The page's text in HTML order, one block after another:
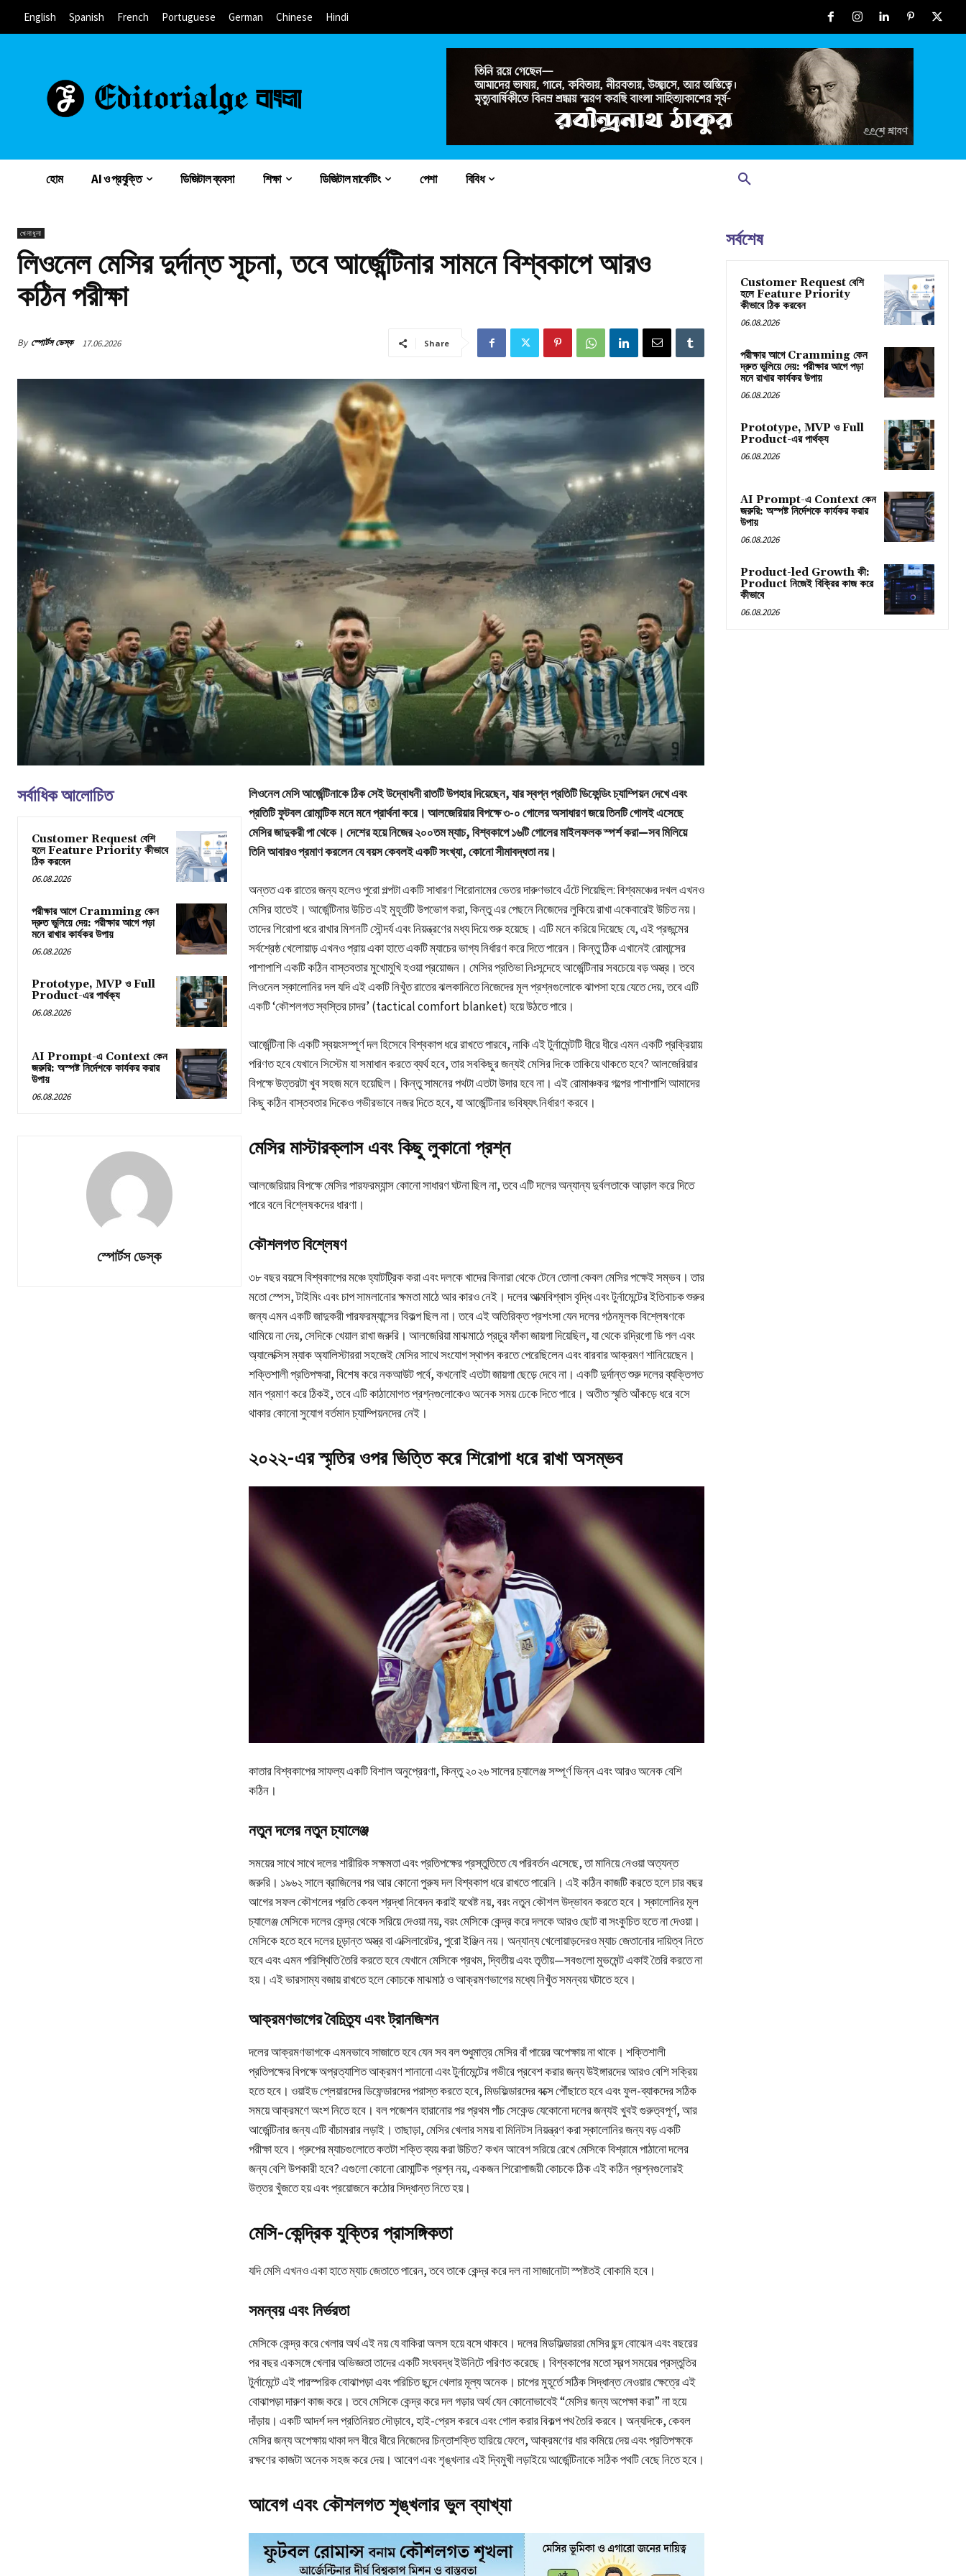
English Spanish French Portuguese German Chinese Hindi
হোম AI ও প্রযুক্তি ডিজিটাল ব্যবসা শিক্ষা ডিজিটাল মার্কেটিং পেশা বিবিধ
খেলাধুলা
লিওনেল মেসির দুর্দান্ত সূচনা, তবে আর্জেন্টিনার সামনে বিশ্বকাপে আরও
কঠিন পরীক্ষা
By স্পোর্টস ডেস্ক 17.06.2026 Share
সর্বাধিক আলোচিত
Customer Request বেশি
হলে Feature Priority কীভাবে
ঠিক করবেন
06.08.2026
পরীক্ষার আগে Cramming কেন
দ্রুত ভুলিয়ে দেয়: পরীক্ষার আগে পড়া
মনে রাখার কার্যকর উপায়
06.08.2026
Prototype, MVP ও Full
Product-এর পার্থক্য
06.08.2026
AI Prompt-এ Context কেন
জরুরি: অস্পষ্ট নির্দেশকে কার্যকর করার
উপায়
06.08.2026
স্পোর্টস ডেস্ক
লিওনেল মেসি আর্জেন্টিনাকে ঠিক সেই উদ্বোধনী রাতটি উপহার দিয়েছেন, যার স্বপ্ন প্রতিটি ডিফেন্ডিং চ্যাম্পিয়ন দেখে এবং
প্রতিটি ফুটবল রোমান্টিক মনে মনে প্রার্থনা করে। আলজেরিয়ার বিপক্ষে ৩-০ গোলের অসাধারণ জয়ে তিনটি গোলই এসেছে
মেসির জাদুকরী পা থেকে। দেশের হয়ে নিজের ২০০তম ম্যাচ, বিশ্বকাপে ১৬টি গোলের মাইলফলক স্পর্শ করা—সব মিলিয়ে
তিনি আবারও প্রমাণ করলেন যে বয়স কেবলই একটি সংখ্যা, কোনো সীমাবদ্ধতা নয়।
অন্তত এক রাতের জন্য হলেও পুরো গল্পটা একটি সাধারণ শিরোনামের ভেতর দারুণভাবে এঁটে গিয়েছিল: বিশ্বমঞ্চের দখল এখনও
মেসির হাতেই। আর্জেন্টিনার উচিত এই মুহূর্তটি উপভোগ করা, কিন্তু এর পেছনে নিজেদের লুকিয়ে রাখা একেবারেই উচিত নয়।
তাদের শিরোপা ধরে রাখার মিশনটি সৌন্দর্য এবং নিয়ন্ত্রণের মধ্য দিয়ে শুরু হয়েছে। এটি মনে করিয়ে দিয়েছে যে, এই প্রজন্মের
সর্বশ্রেষ্ঠ খেলোয়াড় এখনও প্রায় একা হাতে একটি ম্যাচের ভাগ্য নির্ধারণ করে দিতে পারেন। কিন্তু ঠিক এখানেই রোমান্সের
পাশাপাশি একটি কঠিন বাস্তবতার মুখোমুখি হওয়া প্রয়োজন। মেসির প্রতিভা নিঃসন্দেহে আর্জেন্টিনার সবচেয়ে বড় অস্ত্র। তবে
লিওনেল স্কালোনির দল যদি এই একটি নিখুঁত রাতের ঝলকানিতে নিজেদের মূল প্রশ্নগুলোকে ঝাপসা হয়ে যেতে দেয়, তবে এটি
একটি ‘কৌশলগত স্বস্তির চাদর’ (tactical comfort blanket) হয়ে উঠতে পারে।
আর্জেন্টিনা কি একটি স্বয়ংসম্পূর্ণ দল হিসেবে বিশ্বকাপ ধরে রাখতে পারবে, নাকি এই টুর্নামেন্টটি ধীরে ধীরে এমন একটি প্রক্রিয়ায়
পরিণত হবে যেখানে সিস্টেম যা সমাধান করতে ব্যর্থ হবে, তার সবকিছুর জন্যই মেসির দিকে তাকিয়ে থাকতে হবে? আলজেরিয়ার
বিপক্ষে উত্তরটা খুব সহজ মনে হয়েছিল। কিন্তু সামনের পথটা এতটা উদার হবে না। এই রোমাঞ্চকর গল্পের পাশাপাশি আমাদের
কিছু কঠিন বাস্তবতার দিকেও গভীরভাবে নজর দিতে হবে, যা আর্জেন্টিনার ভবিষ্যৎ নির্ধারণ করবে।
মেসির মাস্টারক্লাস এবং কিছু লুকানো প্রশ্ন
আলজেরিয়ার বিপক্ষে মেসির পারফরম্যান্স কোনো সাধারণ ঘটনা ছিল না, তবে এটি দলের অন্যান্য দুর্বলতাকে আড়াল করে দিতে
পারে বলে বিশ্লেষকদের ধারণা।
কৌশলগত বিশ্লেষণ
৩৮ বছর বয়সে বিশ্বকাপের মঞ্চে হ্যাটট্রিক করা এবং দলকে খাদের কিনারা থেকে টেনে তোলা কেবল মেসির পক্ষেই সম্ভব। তার
মতো স্পেস, টাইমিং এবং চাপ সামলানোর ক্ষমতা মাঠে আর কারও নেই। দলের আত্মবিশ্বাস বৃদ্ধি এবং টুর্নামেন্টের ইতিবাচক শুরুর
জন্য এমন একটি জাদুকরী পারফরম্যান্সের বিকল্প ছিল না। তবে এই অতিরিক্ত প্রশংসা যেন দলের গঠনমূলক বিশ্লেষণকে
থামিয়ে না দেয়, সেদিকে খেয়াল রাখা জরুরি। আলজেরিয়া মাঝমাঠে প্রচুর ফাঁকা জায়গা দিয়েছিল, যা থেকে রদ্রিগো ডি পল এবং
অ্যালেক্সিস ম্যাক অ্যালিস্টাররা সহজেই মেসির সাথে সংযোগ স্থাপন করতে পেরেছিলেন এবং বারবার আক্রমণ শানিয়েছেন।
শক্তিশালী প্রতিপক্ষরা, বিশেষ করে নকআউট পর্বে, কখনোই এতটা জায়গা ছেড়ে দেবে না। একটি দুর্দান্ত শুরু দলের ব্যক্তিগত
মান প্রমাণ করে ঠিকই, তবে এটি কাঠামোগত প্রশ্নগুলোকেও অনেক সময় ঢেকে দিতে পারে। অতীত স্মৃতি আঁকড়ে ধরে বসে
থাকার কোনো সুযোগ বর্তমান চ্যাম্পিয়নদের নেই।
২০২২-এর স্মৃতির ওপর ভিত্তি করে শিরোপা ধরে রাখা অসম্ভব
কাতার বিশ্বকাপের সাফল্য একটি বিশাল অনুপ্রেরণা, কিন্তু ২০২৬ সালের চ্যালেঞ্জ সম্পূর্ণ ভিন্ন এবং আরও অনেক বেশি
কঠিন।
নতুন দলের নতুন চ্যালেঞ্জ
সময়ের সাথে সাথে দলের শারীরিক সক্ষমতা এবং প্রতিপক্ষের প্রস্তুতিতে যে পরিবর্তন এসেছে, তা মানিয়ে নেওয়া অত্যন্ত
জরুরি। ১৯৬২ সালে ব্রাজিলের পর আর কোনো পুরুষ দল বিশ্বকাপ ধরে রাখতে পারেনি। এই কঠিন কাজটি করতে হলে চার বছর
আগের সফল কৌশলের প্রতি কেবল শ্রদ্ধা নিবেদন করাই যথেষ্ট নয়, বরং নতুন কৌশল উদ্ভাবন করতে হবে। স্কালোনির মূল
চ্যালেঞ্জ মেসিকে দলের কেন্দ্র থেকে সরিয়ে দেওয়া নয়, বরং মেসিকে কেন্দ্র করে দলকে আরও ছোট বা সংকুচিত হতে না দেওয়া।
মেসিকে হতে হবে দলের চূড়ান্ত অস্ত্র বা এক্সিলারেটর, পুরো ইঞ্জিন নয়। অন্যান্য খেলোয়াড়দেরও ম্যাচ জেতানোর দায়িত্ব নিতে
হবে এবং এমন পরিস্থিতি তৈরি করতে হবে যেখানে মেসিকে প্রথম, দ্বিতীয় এবং তৃতীয়—সবগুলো মুভমেন্ট একাই তৈরি করতে না
হয়। এই ভারসাম্য বজায় রাখতে হলে কোচকে মাঝমাঠ ও আক্রমণভাগের মধ্যে নিখুঁত সমন্বয় ঘটাতে হবে।
আক্রমণভাগের বৈচিত্র্য এবং ট্রানজিশন
দলের আক্রমণভাগকে এমনভাবে সাজাতে হবে যেন সব বল শুধুমাত্র মেসির বাঁ পায়ের অপেক্ষায় না থাকে। শক্তিশালী
প্রতিপক্ষের বিপক্ষে অপ্রত্যাশিত আক্রমণ শানানো এবং টুর্নামেন্টের গভীরে প্রবেশ করার জন্য উইঙ্গারদের আরও বেশি সক্রিয়
হতে হবে। ওয়াইড প্লেয়ারদের ডিফেন্ডারদের পরাস্ত করতে হবে, মিডফিল্ডারদের বক্সে পৌঁছাতে হবে এবং ফুল-ব্যাকদের সঠিক
সময়ে আক্রমণে অংশ নিতে হবে। বল পজেশন হারানোর পর প্রথম পাঁচ সেকেন্ড যেকোনো দলের জন্যই খুবই গুরুত্বপূর্ণ, আর
আর্জেন্টিনার জন্য এটি বাঁচামরার লড়াই। তাছাড়া, মেসির খেলার সময় বা মিনিটস নিয়ন্ত্রণ করা স্কালোনির জন্য বড় একটি
পরীক্ষা হবে। গ্রুপের ম্যাচগুলোতে কতটা শক্তি ব্যয় করা উচিত? কখন আবেগ সরিয়ে রেখে মেসিকে বিশ্রামে পাঠানো দলের
জন্য বেশি উপকারী হবে? এগুলো কোনো রোমান্টিক প্রশ্ন নয়, একজন শিরোপাজয়ী কোচকে ঠিক এই কঠিন প্রশ্নগুলোরই
উত্তর খুঁজতে হয় এবং প্রয়োজনে কঠোর সিদ্ধান্ত নিতে হয়।
মেসি-কেন্দ্রিক যুক্তির প্রাসঙ্গিকতা
যদি মেসি এখনও একা হাতে ম্যাচ জেতাতে পারেন, তবে তাকে কেন্দ্র করে দল না সাজানোটা স্পষ্টতই বোকামি হবে।
সমন্বয় এবং নির্ভরতা
মেসিকে কেন্দ্র করে খেলার অর্থ এই নয় যে বাকিরা অলস হয়ে বসে থাকবে। দলের মিডফিল্ডাররা মেসির ছন্দ বোঝেন এবং বছরের
পর বছর একসঙ্গে খেলার অভিজ্ঞতা তাদের একটি সংঘবদ্ধ ইউনিটে পরিণত করেছে। বিশ্বকাপের মতো স্বল্প সময়ের প্রস্তুতির
টুর্নামেন্টে এই পারস্পরিক বোঝাপড়া এবং পরিচিত ছন্দে খেলার মূল্য অনেক। চাপের মুহূর্তে সঠিক সিদ্ধান্ত নেওয়ার ক্ষেত্রে এই
বোঝাপড়া দারুণ কাজ করে। তবে মেসিকে কেন্দ্র করে দল গড়ার অর্থ যেন কোনোভাবেই “মেসির জন্য অপেক্ষা করা” না হয়ে
দাঁড়ায়। একটি আদর্শ দল প্রতিনিয়ত দৌড়াবে, হাই-প্রেস করবে এবং গোল করার বিকল্প পথ তৈরি করবে। অন্যদিকে, কেবল
মেসির জন্য অপেক্ষায় থাকা দল ধীরে ধীরে নিজেদের চিন্তাশক্তি হারিয়ে ফেলে, আক্রমণের ধার কমিয়ে দেয় এবং প্রতিপক্ষকে
রক্ষণের কাজটা অনেক সহজ করে দেয়। আবেগ এবং শৃঙ্খলার এই দ্বিমুখী লড়াইয়ে আর্জেন্টিনাকে সঠিক পথটি বেছে নিতে হবে।
আবেগ এবং কৌশলগত শৃঙ্খলার ভুল ব্যাখ্যা
সর্বশেষ
Customer Request বেশি
হলে Feature Priority
কীভাবে ঠিক করবেন
06.08.2026
পরীক্ষার আগে Cramming কেন
দ্রুত ভুলিয়ে দেয়: পরীক্ষার আগে পড়া
মনে রাখার কার্যকর উপায়
06.08.2026
Prototype, MVP ও Full
Product-এর পার্থক্য
06.08.2026
AI Prompt-এ Context কেন
জরুরি: অস্পষ্ট নির্দেশকে কার্যকর করার
উপায়
06.08.2026
Product-led Growth কী:
Product নিজেই বিক্রির কাজ করে
কীভাবে
06.08.2026